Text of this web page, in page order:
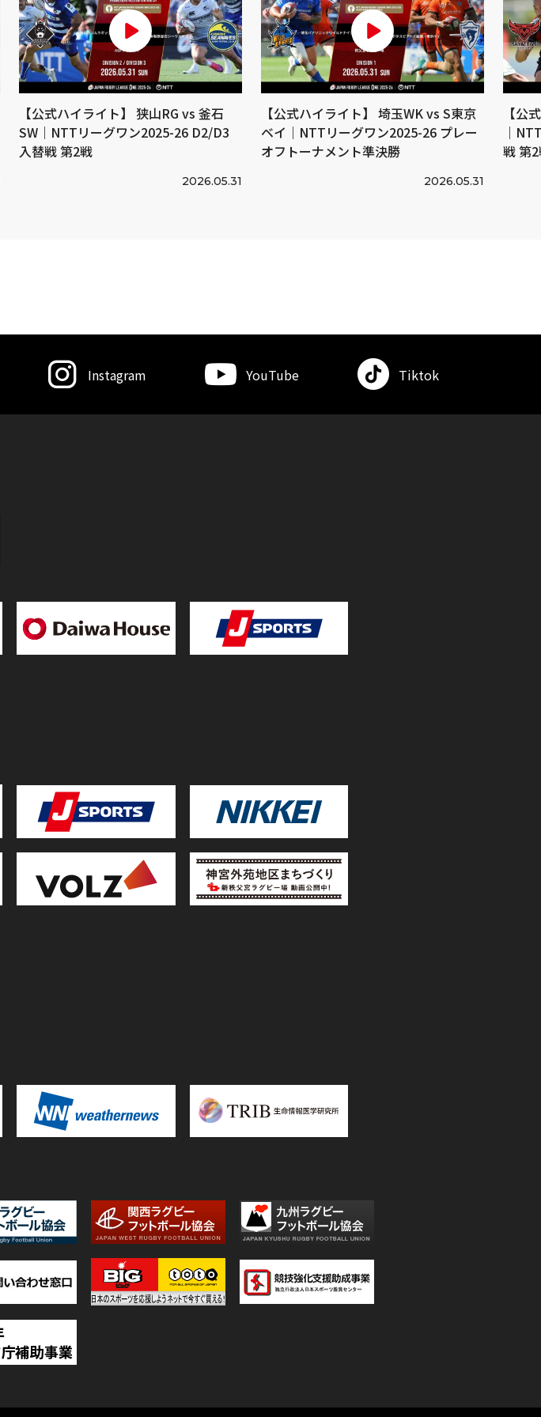
【公式ハイライト】 狭山RG vs 釜石
SW｜NTTリーグワン2025-26 D2/D3
入替戦 第2戦
2026.05.31
【公式ハイライト】 埼玉WK vs S東京
ベイ｜NTTリーグワン2025-26 プレー
オフトーナメント準決勝
2026.05.31
【公
｜
戦 第
Instagram YouTube Tiktok